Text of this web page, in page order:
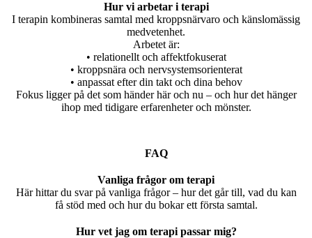
Hur vi arbetar i terapi
I terapin kombineras samtal med kroppsnärvaro och känslomässig
medvetenhet.
Arbetet är:
• relationellt och affektfokuserat
• kroppsnära och nervsystemsorienterat
• anpassat efter din takt och dina behov
Fokus ligger på det som händer här och nu – och hur det hänger
ihop med tidigare erfarenheter och mönster.
FAQ
Vanliga frågor om terapi
Här hittar du svar på vanliga frågor – hur det går till, vad du kan
få stöd med och hur du bokar ett första samtal.
Hur vet jag om terapi passar mig?